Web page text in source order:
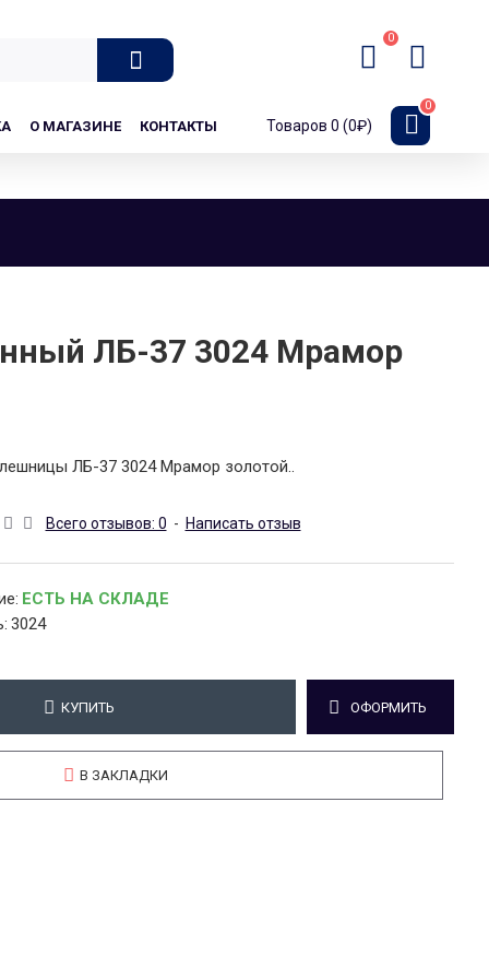
0
О МАГАЗИНЕ КОНТАКТЫ Товаров 0 (0₽)
0
ЛБ-37 3024 Мрамор
ЛБ-37 3024 Мрамор золотой..
Всего отзывов: 0 - Написать отзыв
ЕСТЬ НА СКЛАДЕ
3024
КУПИТЬ ОФОРМИТЬ
В ЗАКЛАДКИ